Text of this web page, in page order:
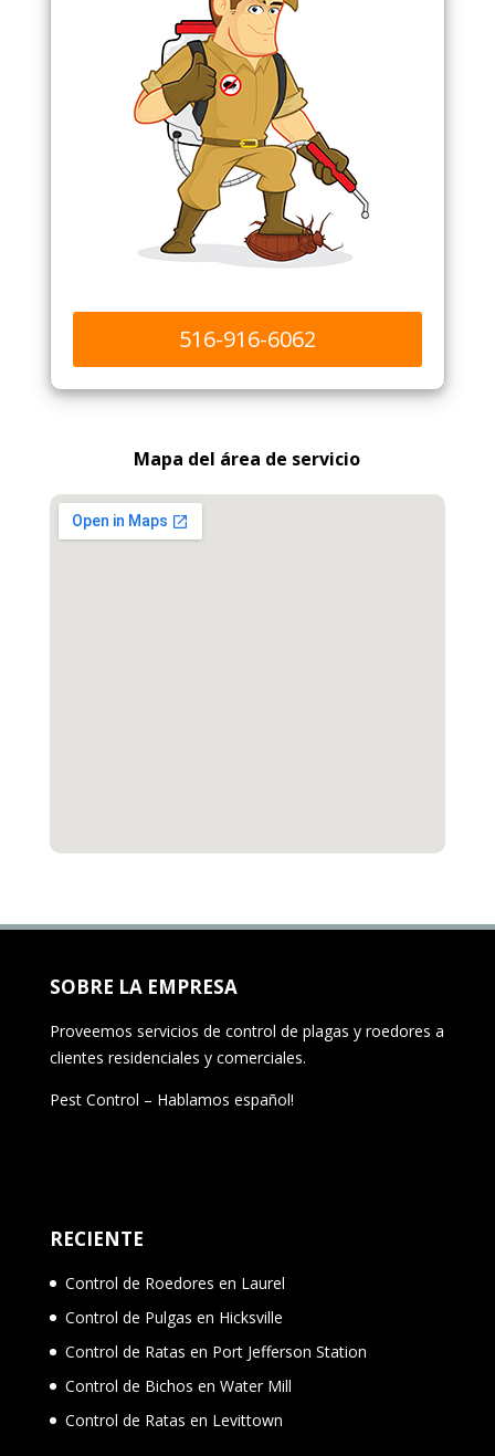
516-916-6062
Mapa del área de servicio
SOBRE LA EMPRESA
Proveemos servicios de control de plagas y roedores a
clientes residenciales y comerciales.
Pest Control – Hablamos español!
RECIENTE
Control de Roedores en Laurel
Control de Pulgas en Hicksville
Control de Ratas en Port Jefferson Station
Control de Bichos en Water Mill
Control de Ratas en Levittown